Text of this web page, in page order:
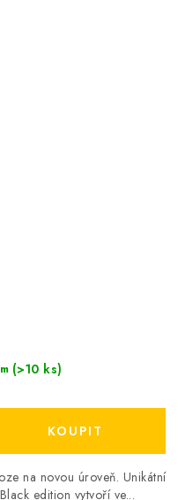
(>10 ks)
na novou úroveň. Unikátní
edition vytvoří ve...